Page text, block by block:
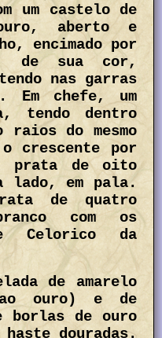
um castelo de
aberto e
encimado por
de sua cor,
nas garras
Em chefe, um
tendo dentro
do mesmo
o crescente por
prata de oito
lado, em pala.
de quatro
com os
Celorico da
de amarelo
ao ouro) e de
borlas de ouro
douradas.